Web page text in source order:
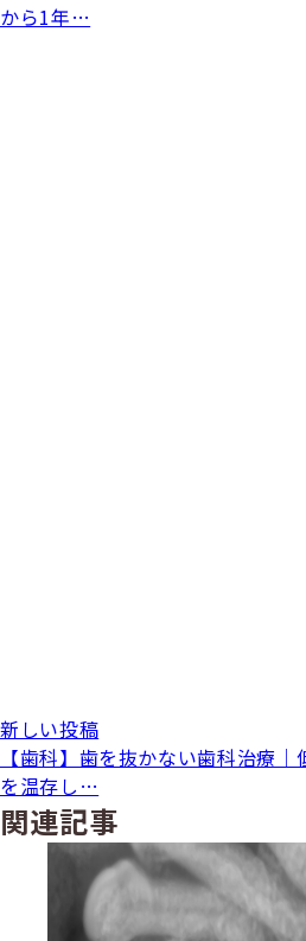
から1年…
新しい投稿
【歯科】歯を抜かない歯科治療
を温存し…
関連記事